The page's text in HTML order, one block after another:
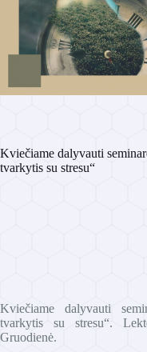
Kviečiame dalyvauti
tvarkytis su stresu“
Kviečiame dalyvauti
tvarkytis su stresu“.
Gruodienė.